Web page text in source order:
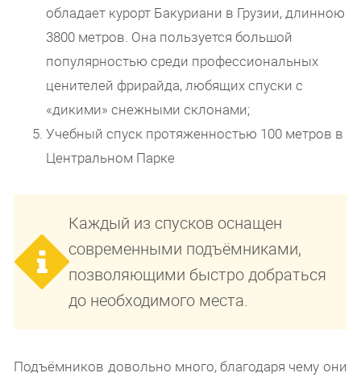
обладает курорт Бакуриани в Грузии, длинною
3800 метров. Она пользуется большой
популярностью среди профессиональных
ценителей фрирайда, любящих спуски с
«дикими» снежными склонами;
Учебный спуск протяженностью 100 метров в
Центральном Парке
Каждый из спусков оснащен
современными подъёмниками,
позволяющими быстро добраться
до необходимого места.
Подъёмников довольно много, благодаря чему они